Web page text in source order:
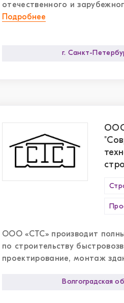
отечественного и
производства.
Подробнее
г. Санкт-
ООО «СТС» производит
по строительству
проектирование, монтаж
Волгоградская